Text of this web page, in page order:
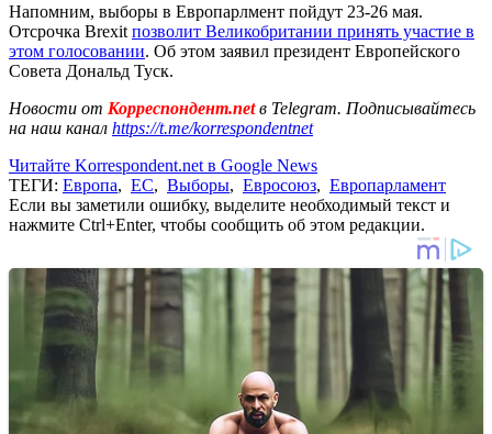
Напомним, выборы в Европарлмент пойдут 23-26 мая.
Отсрочка Brexit позволит Великобритании принять участие в
этом голосовании. Об этом заявил президент Европейского
Совета Дональд Туск.
Новости от Корреспондент.netв Telegram. Подписывайтесь
на наш канал https://t.me/korrespondentnet
Читайте Korrespondent.net в Google News
ТЕГИ: Европа, ЕС, Выборы, Евросоюз, Европарламент
Если вы заметили ошибку, выделите необходимый текст и
нажмите Ctrl+Enter, чтобы сообщить об этом редакции.